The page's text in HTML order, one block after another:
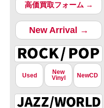
高価買取フォーム →
New Arrival →
Used
New
Vinyl
NewCD